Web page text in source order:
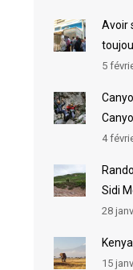
Avoir
5
4
Sidi
28
15